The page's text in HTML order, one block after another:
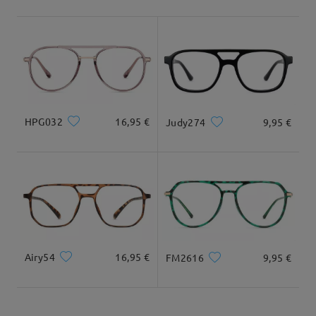
cuadrada 17.5cm/6.89in 13cm/5.12in
Ancho Total
133mm/ 5.24in
Longitud de Patillas
145mm/ 5.71in
Llegado
HPG032 16,95 € Judy274 9,95 €
Airy54 16,95 € FM2616 9,95 €